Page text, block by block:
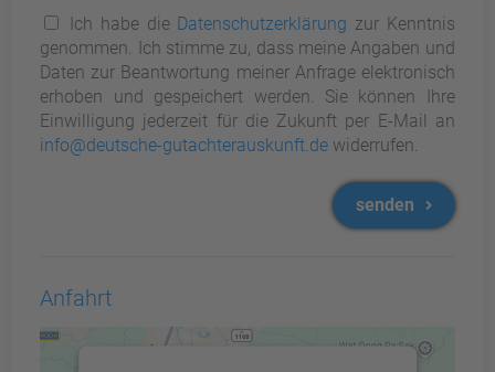
Ich habe die Datenschutzerklärung zur Kenntnis
genommen. Ich stimme zu, dass meine Angaben und
Daten zur Beantwortung meiner Anfrage elektronisch
erhoben und gespeichert werden. Sie können Ihre
Einwilligung jederzeit für die Zukunft per E-Mail an
info@deutsche-gutachterauskunft.de widerrufen.
senden
Anfahrt